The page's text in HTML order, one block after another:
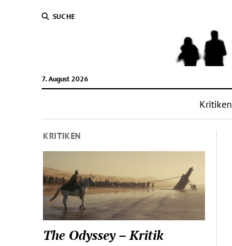
SUCHE
7. August 2026
Kritiken
KRITIKEN
The Odyssey – Kritik